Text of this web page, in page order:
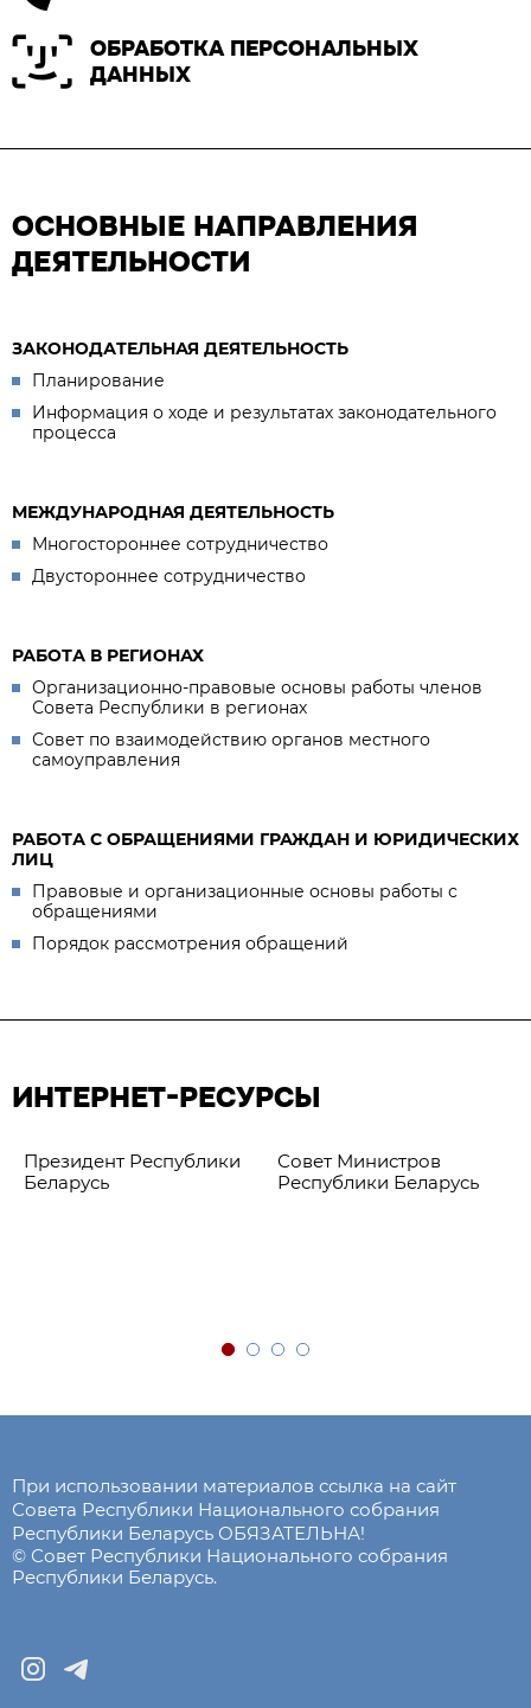
ОБРАБОТКА ПЕРСОНАЛЬНЫХ
ДАННЫХ
ОСНОВНЫЕ НАПРАВЛЕНИЯ
ДЕЯТЕЛЬНОСТИ
ЗАКОНОДАТЕЛЬНАЯ ДЕЯТЕЛЬНОСТЬ
Планирование
Информация о ходе и результатах законодательного
процесса
МЕЖДУНАРОДНАЯ ДЕЯТЕЛЬНОСТЬ
Многостороннее сотрудничество
Двустороннее сотрудничество
РАБОТА В РЕГИОНАХ
Организационно-правовые основы работы членов
Совета Республики в регионах
Совет по взаимодействию органов местного
самоуправления
РАБОТА С ОБРАЩЕНИЯМИ ГРАЖДАН И ЮРИДИЧЕСКИХ
ЛИЦ
Правовые и организационные основы работы с
обращениями
Порядок рассмотрения обращений
ИНТЕРНЕТ-РЕСУРСЫ
Президент Республики
Беларусь
Совет Министров
Республики Беларусь
При использовании материалов ссылка на сайт
Совета Республики Национального собрания
Республики Беларусь ОБЯЗАТЕЛЬНА!
© Совет Республики Национального собрания
Республики Беларусь.